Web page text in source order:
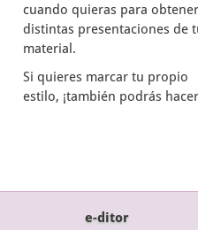
cuando quieras para obtener
distintas presentaciones de
material.
Si quieres marcar tu propio
estilo, ¡también podrás
e-ditor